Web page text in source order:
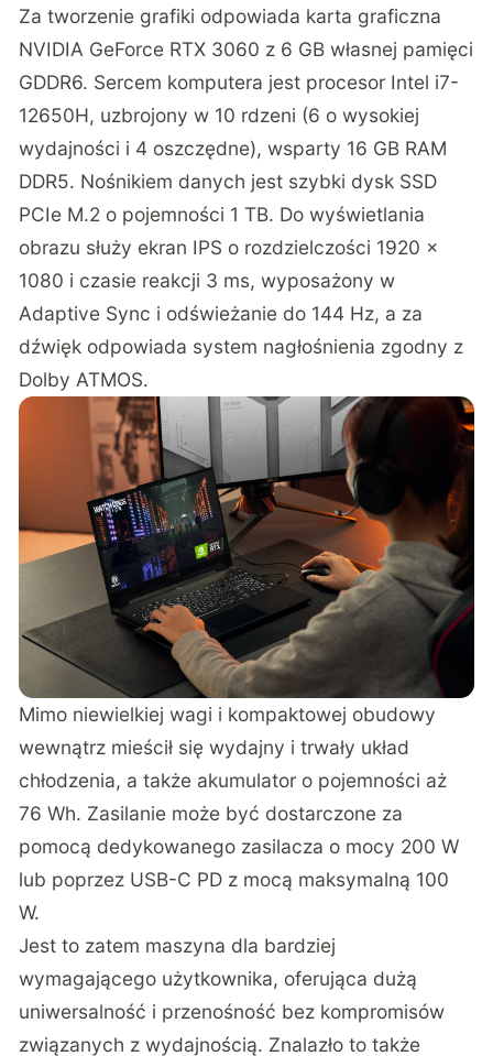
Za tworzenie grafiki odpowiada karta graficzna
NVIDIA GeForce RTX 3060 z 6 GB własnej pamięci
GDDR6. Sercem komputera jest procesor Intel i7-
12650H, uzbrojony w 10 rdzeni (6 o wysokiej
wydajności i 4 oszczędne), wsparty 16 GB RAM
DDR5. Nośnikiem danych jest szybki dysk SSD
PCIe M.2 o pojemności 1 TB. Do wyświetlania
obrazu służy ekran IPS o rozdzielczości 1920 x
1080 i czasie reakcji 3 ms, wyposażony w
Adaptive Sync i odświeżanie do 144 Hz, a za
dźwięk odpowiada system nagłośnienia zgodny z
Dolby ATMOS.
Mimo niewielkiej wagi i kompaktowej obudowy
wewnątrz mieścił się wydajny i trwały układ
chłodzenia, a także akumulator o pojemności aż
76 Wh. Zasilanie może być dostarczone za
pomocą dedykowanego zasilacza o mocy 200 W
lub poprzez USB-C PD z mocą maksymalną 100
W.
Jest to zatem maszyna dla bardziej
wymagającego użytkownika, oferująca dużą
uniwersalność i przenośność bez kompromisów
związanych z wydajnością. Znalazło to także